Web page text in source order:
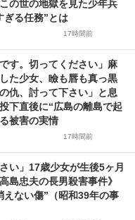
の世の地獄を見た少年兵
ぎる任務”とは
17時間前
す。切ってください」麻
た少女、瞼も唇も真っ黒
仇、討って下さい」と息
下直後に“広島の離島で起
被害の実情
17時間前
い」17歳少女が生後5ヶ月
島忠夫の長男殺害事件》
えない傷”（昭和39年の事